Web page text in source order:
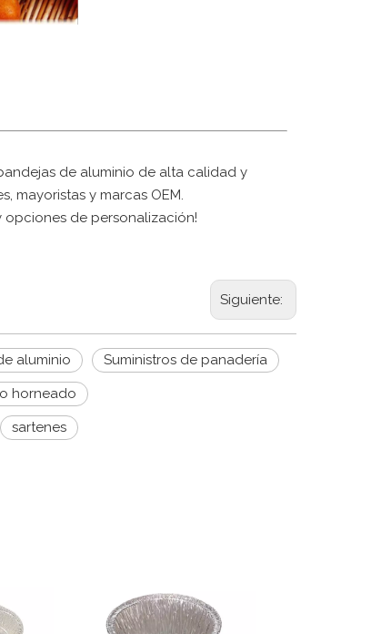
de aluminio de alta calidad y
mayoristas y marcas OEM.
opciones de personalización!
Siguiente:
aluminio Suministros de panadería
horneado
sartenes